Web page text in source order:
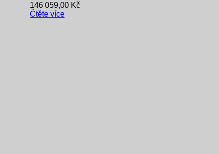
146 059,00 Kč
Čtěte více